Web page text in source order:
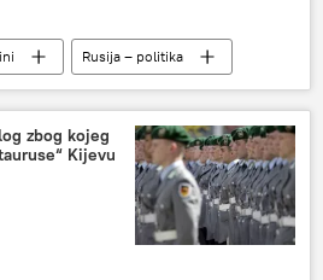
Rusija – politika
i naoružanje
– vesti
zbog kojeg
Kijevu